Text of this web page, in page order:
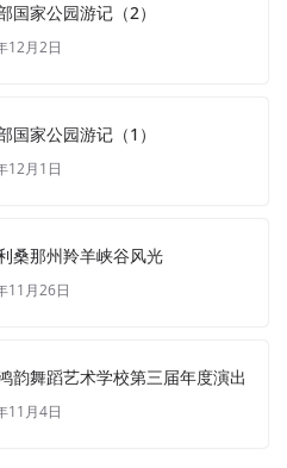
国家公园游记（2）
12月2日
国家公园游记（1）
12月1日
桑那州羚羊峡谷风光
11月26日
韵舞蹈艺术学校第三届年度演出
11月4日